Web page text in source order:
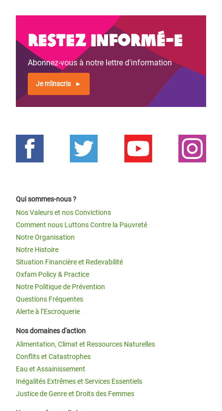
Restez informé-e
Abonnez-vous à notre lettre d'information
Je m'inscris
Qui sommes-nous ?
Nos Valeurs et nos Convictions
Comment nous Luttons Contre la Pauvreté
Notre Organisation
Notre Histoire
Situation Financière et Redevabilité
Oxfam Policy & Practice
Notre Politique de Prévention
Questions Fréquentes
Alerte à l’Escroquerie
Nos domaines d'action
Alimentation, Climat et Ressources Naturelles
Conflits et Catastrophes
Eau et Assainissement
Inégalités Extrêmes et Services Essentiels
Justice de Genre et Droits des Femmes